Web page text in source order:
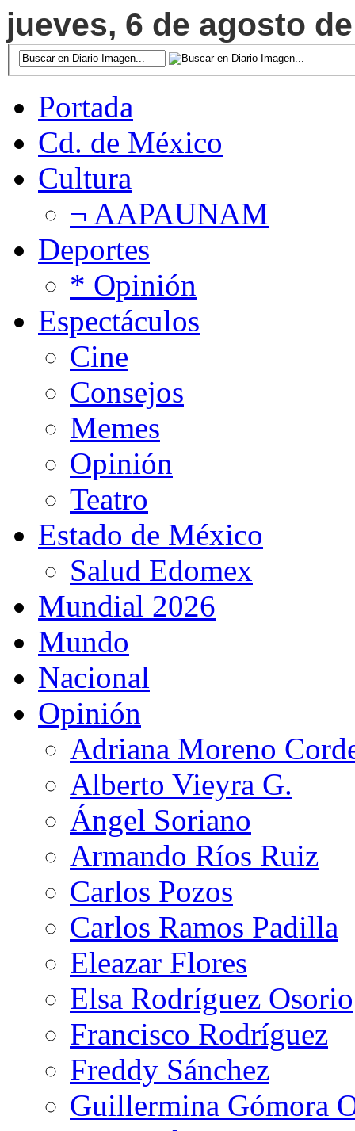
jueves, 6 de agosto
Portada
Cd. de México
Cultura
¬ AAPAUNAM
Deportes
* Opinión
Espectáculos
Cine
Consejos
Memes
Opinión
Teatro
Estado de México
Salud Edomex
Mundial 2026
Mundo
Nacional
Opinión
Adriana Moreno
Alberto Vieyra G.
Ángel Soriano
Armando Ríos Ruiz
Carlos Pozos
Carlos Ramos Padilla
Eleazar Flores
Elsa Rodríguez Osorio
Francisco Rodríguez
Freddy Sánchez
Guillermina Gómora